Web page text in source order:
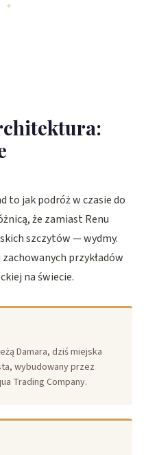
to jak podróż w czasie do
że zamiast Renu
szczytów — wydmy.
przykładów
na świecie.
Damara, dziś miejska
wybudowany przez
Trading Company.